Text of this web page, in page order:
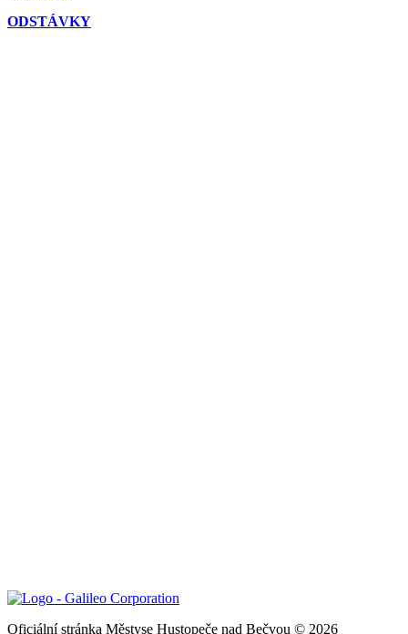
ODSTÁVKY
Oficiální stránka Městyse Hustopeče nad Bečvou © 2026